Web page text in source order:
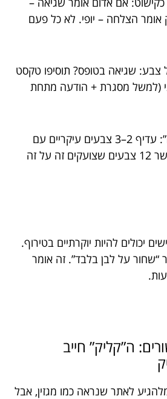
אומר הצלחה – יופי. לא כל פעם
שגיאה בטופס? תוסיפו טקסט
(למשל מסגרת + הודעה מתחת
– פלטה עם “משפחה”: עדיף 2–3 צבעים עיקריים עם
סקאלה של גוונים מאשר 12 צבעים שצועקים זה על זה
יכולים להיות יוקרתיים בטירוף.
“שחור על לבן בלבד”. זה אומר
ה”קליק” חייב
לאתר שנראה כמו מגזין, אבל